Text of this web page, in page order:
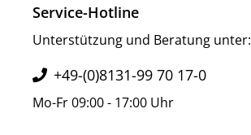
Service-Hotline
Unterstützung und Beratung unter:
+49-(0)8131-99 70 17-0
Mo-Fr 09:00 - 17:00 Uhr